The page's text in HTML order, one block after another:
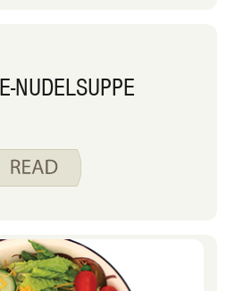
NUDELSUPPE